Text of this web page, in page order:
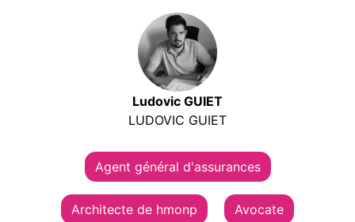
Ludovic GUIET
LUDOVIC GUIET
Agent général d'assurances
Architecte de hmonp Avocate